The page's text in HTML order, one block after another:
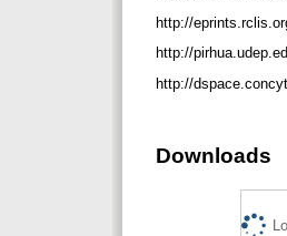
http://
http://
http://
Downloads